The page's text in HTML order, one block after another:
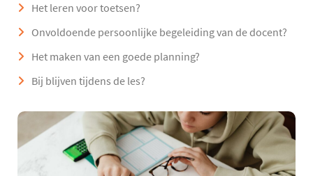
Het leren voor toetsen?
Onvoldoende persoonlijke begeleiding van de docent?
Het maken van een goede planning?
Bij blijven tijdens de les?